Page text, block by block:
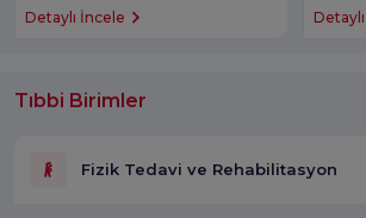
Detaylı İncele
Tıbbi Birimler
Fizik Tedavi ve Rehabilitasyon